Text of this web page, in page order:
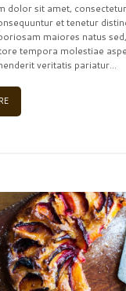
dolor sit amet,
et tenetur
maiores natus
tempora molestiae
veritatis pariatur...